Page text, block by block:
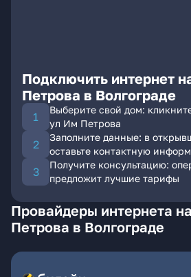
Подключить интернет
Петрова в Волгограде
Выберите свой дом:
ул Им Петрова
Заполните данные: в
оставьте контактную
Получите консультацию:
предложит лучшие тарифы
Провайдеры интернета
Петрова в Волгограде